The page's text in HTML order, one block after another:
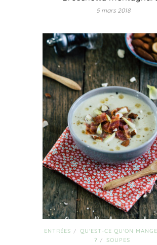
5 mars 2018
ENTRÉES /
QU'EST-CE QU'ON
? / SOUPES